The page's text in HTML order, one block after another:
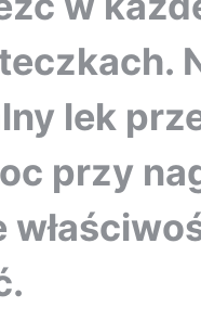
lek
przy